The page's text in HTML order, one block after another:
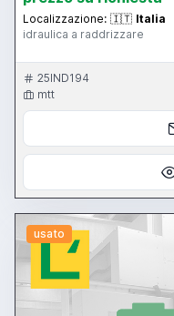
Localizzazione: 🇮🇹 Italia
idraulica a raddrizzare
25IND194
mtt
usato